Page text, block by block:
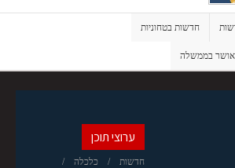
חדשות בטחוניות
אושר בממשלה
ערוצי תוכן
חדשות כלכלה